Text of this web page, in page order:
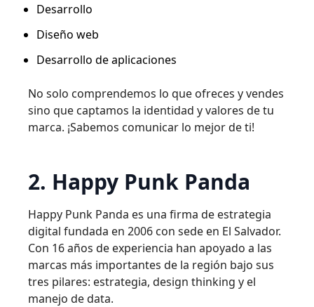
Desarrollo
Diseño web
Desarrollo de aplicaciones
No solo comprendemos lo que ofreces y vendes
sino que captamos la identidad y valores de tu
marca. ¡Sabemos comunicar lo mejor de ti!
2. Happy Punk Panda
Happy Punk Panda es una firma de estrategia
digital fundada en 2006 con sede en El Salvador.
Con 16 años de experiencia han apoyado a las
marcas más importantes de la región bajo sus
tres pilares: estrategia, design thinking y el
manejo de data.